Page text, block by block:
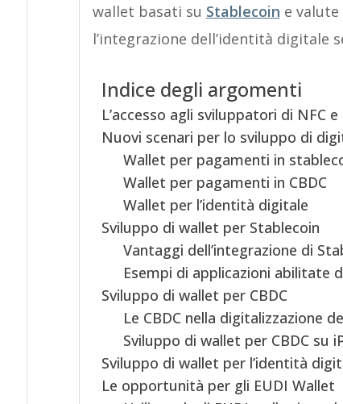
wallet basati su Stablecoin e
l’integrazione dell’identità digitale
Indice degli argomenti
L’accesso agli sviluppatori di NFC
Nuovi scenari per lo sviluppo di
Wallet per pagamenti in
Wallet per pagamenti in CBDC
Wallet per l’identità digitale
Sviluppo di wallet per Stablecoin
Vantaggi dell’integrazione di
Esempi di applicazioni abilitate
Sviluppo di wallet per CBDC
Le CBDC nella digitalizzazione
Sviluppo di wallet per CBDC su
Sviluppo di wallet per l’identità
Le opportunità per gli EUDI Wallet